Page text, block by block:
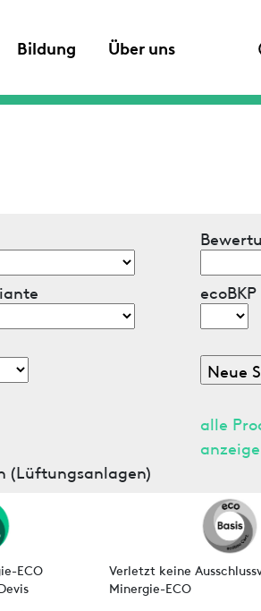
Bildung Über uns
ecoBKP
(Lüftungsanlagen)
alle
ECO
Verletzt keine
Minergie-ECO